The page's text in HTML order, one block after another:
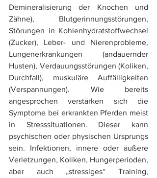
Demineralisierung der Knochen und
Zähne), Blutgerinnungsstörungen,
Störungen in Kohlenhydratstoffwechsel
(Zucker), Leber- und Nierenprobleme,
Lungenerkrankungen (andauernder
Husten), Verdauungsstörungen (Koliken,
Durchfall), muskuläre Auffälligkeiten
(Verspannungen). Wie bereits
angesprochen verstärken sich die
Symptome bei erkrankten Pferden meist
in Stresssituationen. Dieser kann
psychischen oder physischen Ursprungs
sein. Infektionen, innere oder äußere
Verletzungen, Koliken, Hungerperioden,
aber auch „stressiges“ Training,